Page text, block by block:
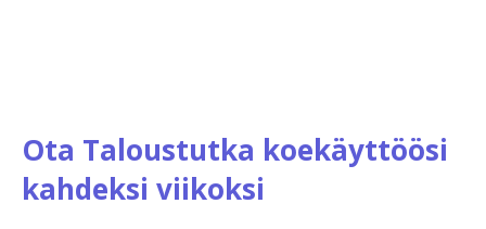
Ota Taloustutka koekäyttöösi
kahdeksi viikoksi